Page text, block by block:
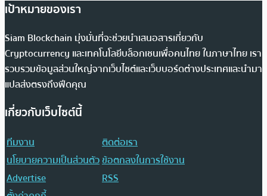
เป้าหมายของเรา
Siam Blockchain มุ่งมั่นที่จะช่วยนำเสนอสารเกี่ยวกับ
Cryptocurrency และเทคโนโลยีบล็อกเชนเพื่อคนไทย ในภาษาไทย เรา
รวบรวมข้อมูลส่วนใหญ่จากเว็บไซต์และเว็บบอร์ดต่างประเทศและนำมา
แปลส่งตรงถึงฟีดคุณ
เกี่ยวกับเว็บไซต์นี้
ทีมงาน
ติดต่อเรา
นโยบายความเป็นส่วนตัวข้อตกลงในการใช้งาน
Advertise
RSS